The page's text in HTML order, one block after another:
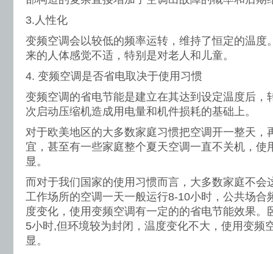
3.人性化
变频空调会以较低的频率运转，维持了恒定的温度
来的人体感觉不适，特别是对老人和儿童。
4. 变频空调是否省电取决于使用习惯
变频空调的省电节能是建立在其达到设定温度后，
次启动压缩机造成用电量和机件损耗的基础上。
对于欧美地区的大多数家庭习惯把空调开一整天，
宜，甚至有一些家庭整个夏天空调一直不关机，使
显。
而对于我们国家的使用习惯而言，大多数家庭不会
工作场所的空调一天一般运行8-10小时，公共场合
度变化，使用变频空调有一定的的省电节能效果。
5小时,但环境较为封闭，温度变化不大，使用变频
显。